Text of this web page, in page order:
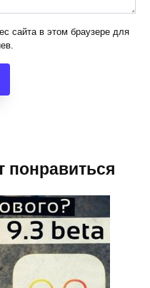
сайта в этом браузере для
понравиться